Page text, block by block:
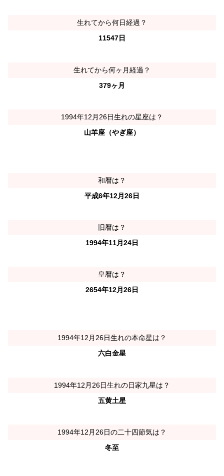
生れてから何日経過？
11547日
生れてから何ヶ月経過？
379ヶ月
1994年12月26日生れの星座は？
山羊座（やぎ座）
和暦は？
平成6年12月26日
旧暦は？
1994年11月24日
皇暦は？
2654年12月26日
1994年12月26日生れの本命星は？
六白金星
1994年12月26日生れの日家九星は？
五黄土星
1994年12月26日の二十四節気は？
冬至